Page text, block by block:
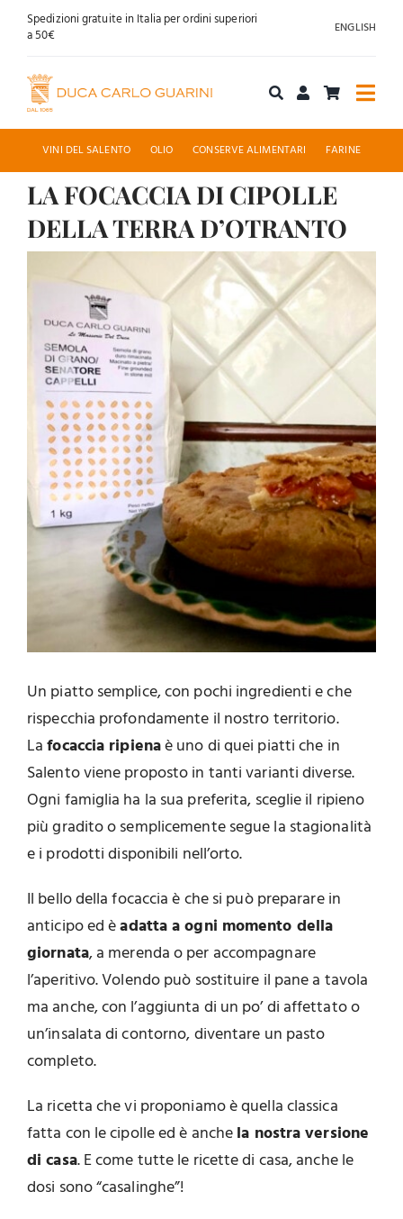
SaltaSpedizioni gratuite in Italia per ordini superiori
a 50€
ENGLISH
Acquista online
Chi siamo
Accoglienza
Contatti
VINI DEL SALENTO OLIO CONSERVE ALIMENTARI FARINE
LA FOCACCIA DI CIPOLLE
DELLA TERRA D’OTRANTO
Ingrandisci
immagine
Un piatto semplice, con pochi ingredienti e che
rispecchia profondamente il nostro territorio.
Lafocaccia ripienaè uno di quei piatti che in
Salento viene proposto in tanti varianti diverse.
Ogni famiglia ha la sua preferita, sceglie il ripieno
più gradito o semplicemente segue la stagionalità
e i prodotti disponibili nell’orto.
Il bello della focaccia è che si può preparare in
anticipo ed èadatta a ogni momento della
giornata, a merenda o per accompagnare
l’aperitivo. Volendo può sostituire il pane a tavola
ma anche, con l’aggiunta di un po’ di affettato o
un’insalata di contorno, diventare un pasto
completo.
La ricetta che vi proponiamo è quella classica
fatta con le cipolle ed è anchela nostra versione
di casa. E come tutte le ricette di casa, anche le
dosi sono “casalinghe”!